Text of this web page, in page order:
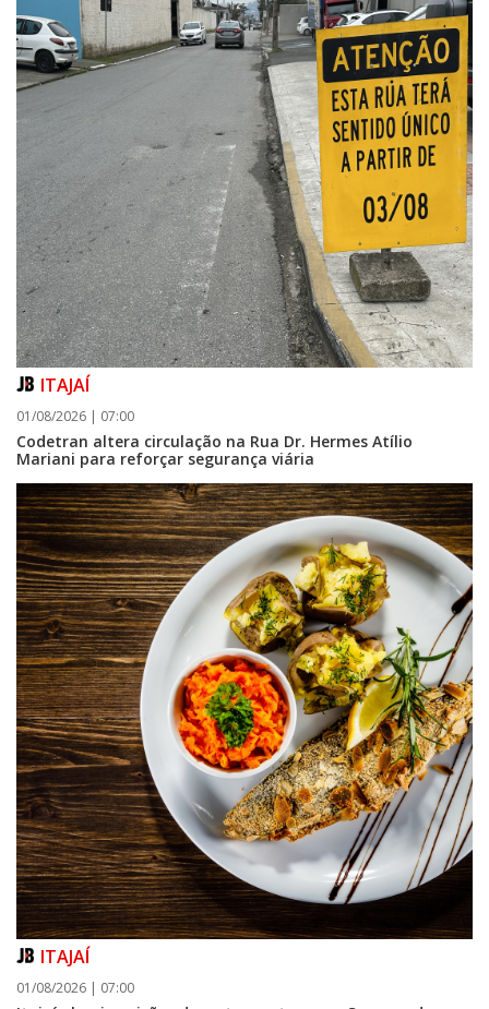
ITAJAÍ
01/08/2026 | 07:00
Codetran altera circulação na Rua Dr. Hermes Atílio
Mariani para reforçar segurança viária
ITAJAÍ
01/08/2026 | 07:00